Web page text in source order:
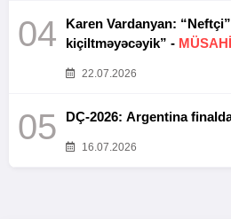
04
Karen Vardanyan:
kiçiltməyəcəyik” -
22.07.2026
05 DÇ-2026: Argentina
16.07.2026